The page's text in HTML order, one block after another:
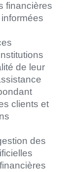
financières
de leur
clients et
des